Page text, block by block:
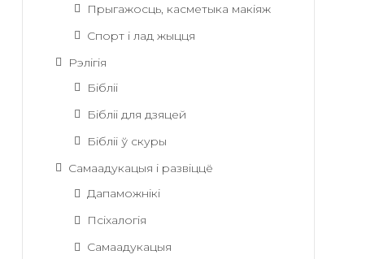
Прыгажосць, касметыка макіяж
Спорт і лад жыцця
Рэлігія
Бібліі
Бібліі для дзяцей
Бібліі ў скуры
Самаадукацыя і развіццё
Дапаможнікі
Псіхалогія
Самаадукацыя